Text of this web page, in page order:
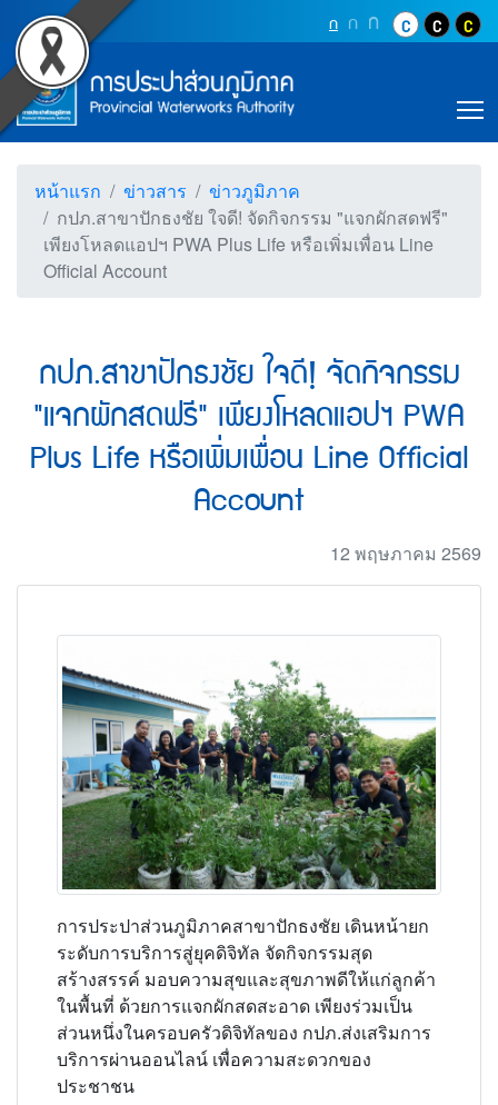
กปภ.สาขาปักธงชัย ใจดี!
ข้ามไปยังเนื้อหา (Skip to content)
ข้ามไปยังเมนู (Skip to menu)
หน้าค้นหาข้อมูลในเว็บไซต์ (Search)
หน้าแผนผังเว็บไซต์ (Sitemap)
ตัวช่วยเหลือการเข้าถึงเว็บไซต์
หน้าหลักหรือโฮมเพจ
หน้าคำถามยอดฮิต
Top Menu กปุ่มปรับตัวอักษรให้เป็นขนา
กปุ่มเพิ่มขนาดตัวอักษร
ก ปุ่มเพิ่มขนาดตั
ปุ่มปรับสีตัวอัก
ปุ่มปรับสี
ปุ่ม
Main Menu
ตราสัญลักษณ์ และค่านิยม การประปาส่ว
หน้าแรก ข่าวสาร
ข่าวภูมิภาค
กปภ.สาขาปักธงชัย ใจดี! จัดกิจกรรม "แจกผักสดฟรี"
เพียงโหลดแอปฯ PWA Plus Life หรือเพิ่มเพื่อน Line
Official Account
กปภ.สาขาปักธงชัย ใจดี! จัดกิจกรรม
"แจกผักสดฟรี" เพียงโหลดแอปฯ PWA
Plus Life หรือเพิ่มเพื่อน Line Official
Account
12 พฤษภาคม 2569
​การประปาส่วนภูมิภาคสาขาปักธงชัย เดินหน้ายก
ระดับการบริการสู่ยุคดิจิทัล จัดกิจกรรมสุด
สร้างสรรค์ มอบความสุขและสุขภาพดีให้แก่ลูกค้า
ในพื้นที่ ด้วยการแจกผักสดสะอาด เพียงร่วมเป็น
ส่วนหนึ่งในครอบครัวดิจิทัลของ กปภ.​ส่งเสริมการ
บริการผ่านออนไลน์ เพื่อความสะดวกของ
ประชาชน